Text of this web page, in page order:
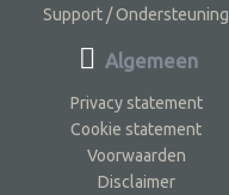
Support / Ondersteuning
Algemeen
Privacy statement
Cookie statement
Voorwaarden
Disclaimer